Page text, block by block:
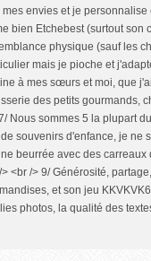
envies et je
bien Etchebest (surtout son
physique (sauf les
mais je pioche et
à mes sœurs et moi, que
des petits gourmands,
Nous sommes 5 la plupart
souvenirs d'enfance, je ne
beurrée avec des
<br /> 9/ Générosité,
et son jeu
photos, la qualité des